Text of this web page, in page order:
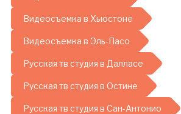
Видеосъемка в Хьюстоне
Видеосъемка в Эль-Пасо
Русская тв студия в Далласе
Русская тв студия в Остине
Русская тв студия в Сан-Антонио